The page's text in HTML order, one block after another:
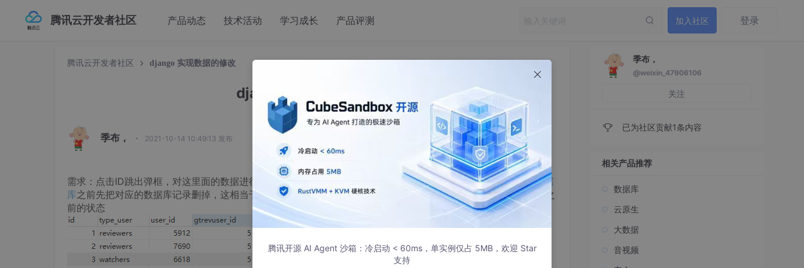
腾讯云开发者社区 产品动态 技术活动 学习成长 产品评测 加入社区 登录
腾讯云开发者社区 django 实现数据的修改
django 实现数据的修改
季布， · 2021-10-14 10:49:13 发布
需求：点击ID跳出弹框，对这里面的数据进行修改走了很多弯路，最会采用的是将reviewers和watchers保存到数据
库之前先把对应的数据库记录删掉，这相当于添加，这里最重要的是别忘了使用事务，这样一旦出现问题会回滚到之
前的状态
季布，
@weixin_47906106
关注
已为社区贡献1条内容
相关产品推荐
数据库
云原生
大数据
音视频
腾讯开源 AI Agent 沙箱：冷启动 < 60ms，单实例仅占 5MB，欢迎 Star
支持